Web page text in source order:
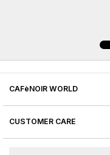
CAFèNOIR WORLD
CUSTOMER CARE